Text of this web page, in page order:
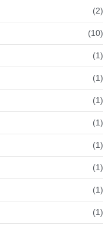
(2)
(10)
(1)
(1)
(1)
(1)
(1)
(1)
(1)
(1)